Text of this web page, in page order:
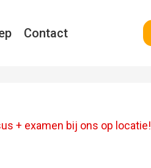
Contact
+ examen bij ons op locatie!